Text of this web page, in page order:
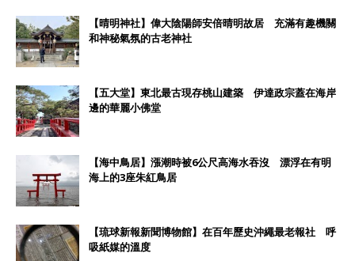
【晴明神社】偉大陰陽師安倍晴明故居 充滿有趣機關
和神秘氣氛的古老神社
【五大堂】東北最古現存桃山建築 伊達政宗蓋在海岸
邊的華麗小佛堂
【海中鳥居】漲潮時被6公尺高海水吞沒 漂浮在有明
海上的3座朱紅鳥居
【琉球新報新聞博物館】在百年歷史沖繩最老報社 呼
吸紙媒的溫度